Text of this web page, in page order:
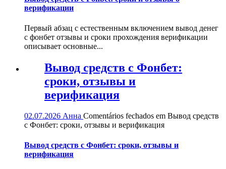
верификации
Первый абзац с естественным включением вывод денег
с фонбет отзывы и сроки прохождения верификации
описывает основные...
Вывод средств с Фонбет:
сроки, отзывы и
верификация
02.07.2026 Анна Comentários fechados em Вывод средств
с Фонбет: сроки, отзывы и верификация
Вывод средств с Фонбет: сроки, отзывы и
верификация